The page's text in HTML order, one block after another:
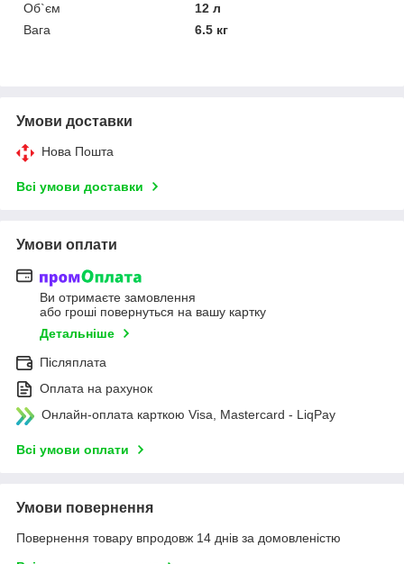
Об`єм
12 л
Вага
6.5 кг
Умови доставки
Нова Пошта
Всі умови доставки
Умови оплати
Ви отримаєте замовлення
або гроші повернуться на вашу картку
Детальніше
Післяплата
Оплата на рахунок
Онлайн-оплата карткою Visa, Mastercard - LiqPay
Всі умови оплати
Умови повернення
Повернення товару впродовж 14 днів за домовленістю